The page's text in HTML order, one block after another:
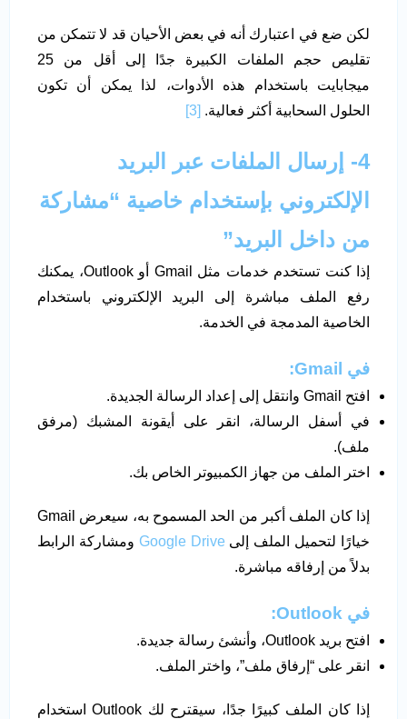
لكن ضع في اعتبارك أنه في بعض الأحيان قد لا تتمكن من
تقليص حجم الملفات الكبيرة جدًا إلى أقل من 25
ميجابايت باستخدام هذه الأدوات، لذا يمكن أن تكون
الحلول السحابية أكثر فعالية.
4- إرسال الملفات عبر البريد
الإلكتروني بإستخدام خاصية “مشاركة
من داخل البريد”
إذا كنت تستخدم خدمات مثل Gmail أو Outlook، يمكنك
رفع الملف مباشرة إلى البريد الإلكتروني باستخدام
الخاصية المدمجة في الخدمة.
في
افتح Gmail وانتقل إلى إعداد الرسالة الجديدة.
في أسفل الرسالة، انقر على أيقونة المشبك (مرفق
ملف).
اختر الملف من جهاز الكمبيوتر الخاص بك.
إذا كان الملف أكبر من الحد المسموح به، سيعرض Gmail
خيارًا لتحميل الملف إلىGoogle Drive ومشاركة الرابط
بدلاً من إرفاقه مباشرة.
في
افتح بريد Outlook، وأنشئ رسالة جديدة.
انقر على “إرفاق ملف”، واختر الملف.
إذا كان الملف كبيرًا جدًا، سيقترح لك Outlook استخدام